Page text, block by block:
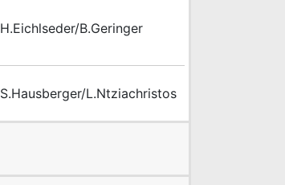
H.Eichlseder/B.Geringer
S.Hausberger/L.Ntziachristos